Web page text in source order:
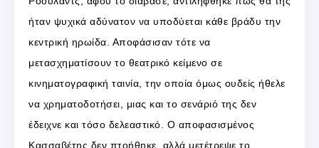
ήταν ψυχικά αδύνατον να υποδύεται κάθε βράδυ την
κεντρική ηρωίδα. Αποφάσισαν τότε να
μετασχηματίσουν το θεατρικό κείμενο σε
κινηματογραφική ταινία, την οποία όμως ουδείς ήθελε
να χρηματοδοτήσει, μιας και το σενάριό της δεν
έδειχνε και τόσο δελεαστικό. Ο αποφασισμένος
Κασσαβέτης δεν πτοήθηκε, αλλά μετέτρεψε το